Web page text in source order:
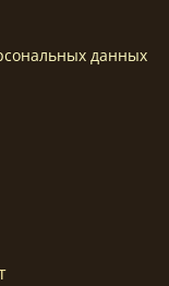
данных